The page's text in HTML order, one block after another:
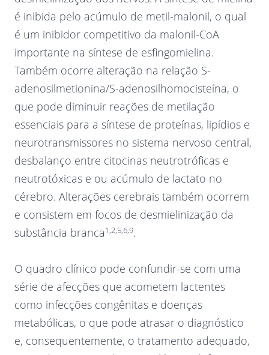
é inibida pelo acúmulo de metil-malonil, o qual
é um inibidor competitivo da malonil-CoA
importante na síntese de esfingomielina.
Também ocorre alteração na relação S-
adenosilmetionina/S-adenosilhomocisteína, o
que pode diminuir reações de metilação
essenciais para a síntese de proteínas, lipídios e
neurotransmissores no sistema nervoso central,
desbalanço entre citocinas neutrotróficas e
neutrotóxicas e ou acúmulo de lactato no
cérebro. Alterações cerebrais também ocorrem
e consistem em focos de desmielinização da
substância branca1,2,5,6,9.
O quadro clínico pode confundir-se com uma
série de afecções que acometem lactentes
como infecções congênitas e doenças
metabólicas, o que pode atrasar o diagnóstico
e, consequentemente, o tratamento adequado,